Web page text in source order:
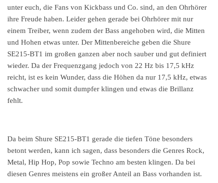
unter euch, die Fans von Kickbass und Co. sind, an den Ohrhörer
ihre Freude haben. Leider gehen gerade bei Ohrhörer mit nur
einem Treiber, wenn zudem der Bass angehoben wird, die Mitten
und Hohen etwas unter. Der Mittenbereiche geben die Shure
SE215-BT1 im großen ganzen aber noch sauber und gut definiert
wieder. Da der Frequenzgang jedoch von 22 Hz bis 17,5 kHz
reicht, ist es kein Wunder, dass die Höhen da nur 17,5 kHz, etwas
schwacher und somit dumpfer klingen und etwas die Brillanz
fehlt.
Da beim Shure SE215-BT1 gerade die tiefen Töne besonders
betont werden, kann ich sagen, dass besonders die Genres Rock,
Metal, Hip Hop, Pop sowie Techno am besten klingen. Da bei
diesen Genres meistens ein großer Anteil an Bass vorhanden ist.